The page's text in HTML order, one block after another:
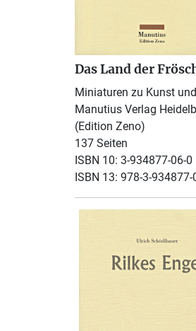
Das Land der
Miniaturen zu Kunst
Manutius Verlag
(Edition Zeno)
137 Seiten
ISBN 10: 3-934877-06-0
ISBN 13: 978-3-934877-